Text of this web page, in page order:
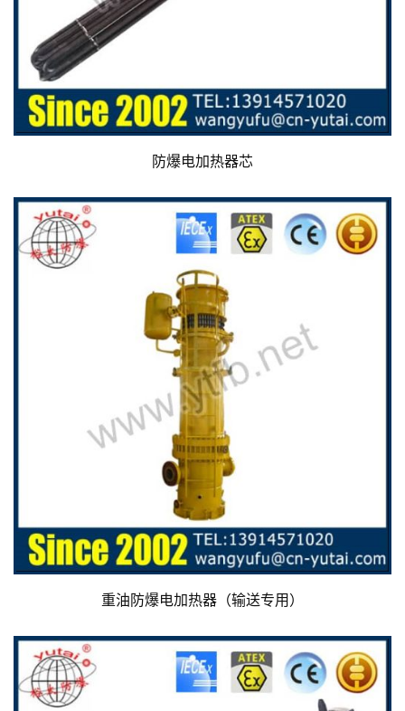
防爆电加热器芯
重油防爆电加热器（输送专用）